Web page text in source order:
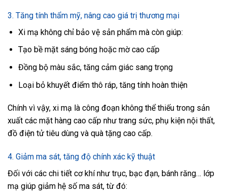
3. Tăng tính thẩm mỹ, nâng cao giá trị thương mại
Xi mạ không chỉ bảo vệ sản phẩm mà còn giúp:
Tạo bề mặt sáng bóng hoặc mờ cao cấp
Đồng bộ màu sắc, tăng cảm giác sang trọng
Loại bỏ khuyết điểm thô ráp, tăng tính hoàn thiện
Chính vì vậy, xi mạ là công đoạn không thể thiếu trong sản
xuất các mặt hàng cao cấp như trang sức, phụ kiện nội thất,
đồ điện tử tiêu dùng và quà tặng cao cấp.
4. Giảm ma sát, tăng độ chính xác kỹ thuật
Đối với các chi tiết cơ khí như trục, bạc đạn, bánh răng… lớp
mạ giúp giảm hệ số ma sát, từ đó: